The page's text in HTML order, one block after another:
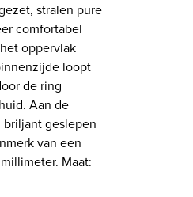
stralen pure
comfortabel
oppervlak
loopt
de ring
Aan de
geslepen
van een
Maat: